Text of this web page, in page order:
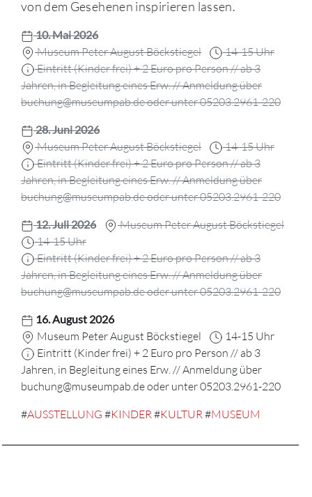
von dem Gesehenen inspirieren lassen.
10. Mai 2026
Museum Peter August Böckstiegel
14-15 Uhr
Eintritt (Kinder frei) + 2 Euro pro Person // ab 3
Jahren, in Begleitung eines Erw. // Anmeldung über
buchung@museumpab.de oder unter 05203.2961-220
28. Juni 2026
Museum Peter August Böckstiegel
14-15 Uhr
Eintritt (Kinder frei) + 2 Euro pro Person // ab 3
Jahren, in Begleitung eines Erw. // Anmeldung über
buchung@museumpab.de oder unter 05203.2961-220
12. Juli 2026
Museum Peter August Böckstiegel
14-15 Uhr
Eintritt (Kinder frei) + 2 Euro pro Person // ab 3
Jahren, in Begleitung eines Erw. // Anmeldung über
buchung@museumpab.de oder unter 05203.2961-220
16. August 2026
Museum Peter August Böckstiegel
14-15 Uhr
Eintritt (Kinder frei) + 2 Euro pro Person // ab 3
Jahren, in Begleitung eines Erw. // Anmeldung über
buchung@museumpab.de oder unter 05203.2961-220
#AUSSTELLUNG #KINDER#KULTUR#MUSEUM